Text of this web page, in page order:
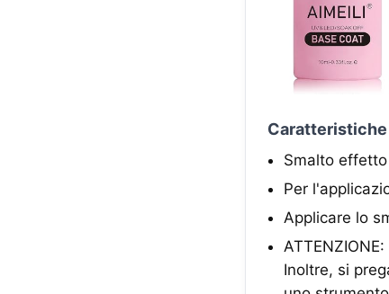
Caratteristiche
Smalto
Per
Applicare lo
Inoltre, si